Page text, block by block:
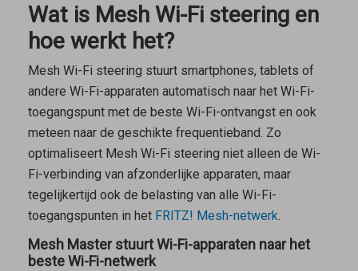
Wat is Mesh Wi-Fi steering en
hoe werkt het?
Mesh Wi-Fi steering stuurt smartphones, tablets of
andere Wi-Fi-apparaten automatisch naar het Wi-Fi-
toegangspunt met de beste Wi-Fi-ontvangst en ook
meteen naar de geschikte frequentieband. Zo
optimaliseert Mesh Wi-Fi steering niet alleen de Wi-
Fi-verbinding van afzonderlijke apparaten, maar
tegelijkertijd ook de belasting van alle Wi-Fi-
toegangspunten in het FRITZ! Mesh-netwerk
Mesh Master stuurt Wi-Fi-apparaten naar het
beste Wi-Fi-netwerk